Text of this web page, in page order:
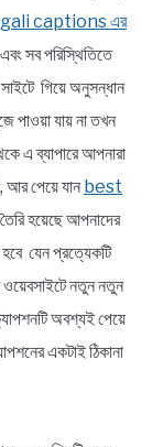
captions এর
সব পরিস্থিতিতে
গিয়ে অনুসন্ধান
পাওয়া যায় না তখন
এ ব্যাপারে আপনারা
আর পেয়ে যান best
হয়েছে আপনাদের
যেন প্রত্যেকটি
নতুন নতুন
অবশ্যই পেয়ে
একটাই ঠিকানা